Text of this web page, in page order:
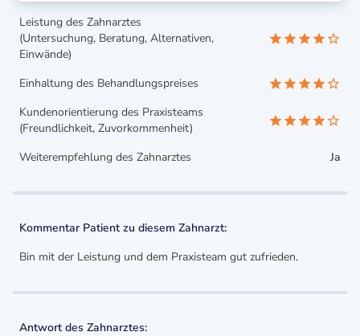
Leistung des Zahnarztes
(Untersuchung, Beratung, Alternativen,
Einwände)
Einhaltung des Behandlungspreises
Kundenorientierung des Praxisteams
(Freundlichkeit, Zuvorkommenheit)
Weiterempfehlung des Zahnarztes
Ja
Kommentar Patient zu diesem Zahnarzt:
Bin mit der Leistung und dem Praxisteam gut zufrieden.
Antwort des Zahnarztes: